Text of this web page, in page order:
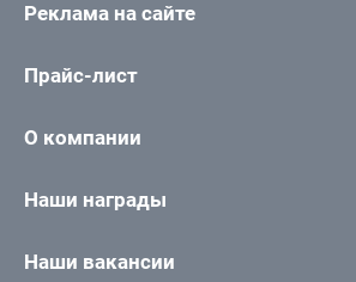
Реклама на сайте
Прайс-лист
О компании
Наши награды
Наши вакансии